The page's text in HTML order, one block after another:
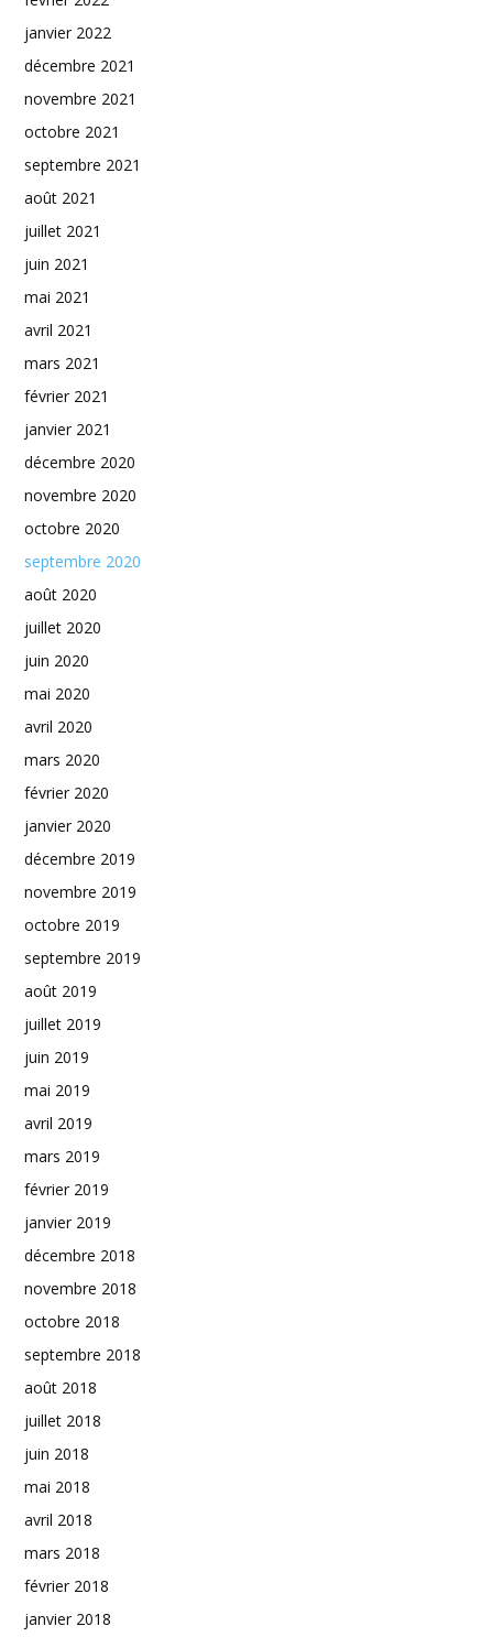
janvier 2022
décembre 2021
novembre 2021
octobre 2021
septembre 2021
août 2021
juillet 2021
juin 2021
mai 2021
avril 2021
mars 2021
février 2021
janvier 2021
décembre 2020
novembre 2020
octobre 2020
septembre 2020
août 2020
juillet 2020
juin 2020
mai 2020
avril 2020
mars 2020
février 2020
janvier 2020
décembre 2019
novembre 2019
octobre 2019
septembre 2019
août 2019
juillet 2019
juin 2019
mai 2019
avril 2019
mars 2019
février 2019
janvier 2019
décembre 2018
novembre 2018
octobre 2018
septembre 2018
août 2018
juillet 2018
juin 2018
mai 2018
avril 2018
mars 2018
février 2018
janvier 2018